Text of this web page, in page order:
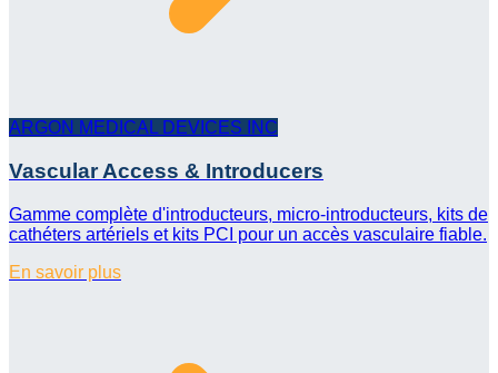
ARGON MEDICAL DEVICES INC
Vascular Access & Introducers
Gamme complète d'introducteurs, micro-introducteurs, kits de
cathéters artériels et kits PCI pour un accès vasculaire fiable.
En savoir plus